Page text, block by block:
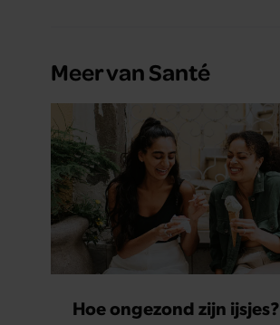
Meer van Santé
Hoe ongezond zijn ijsjes?